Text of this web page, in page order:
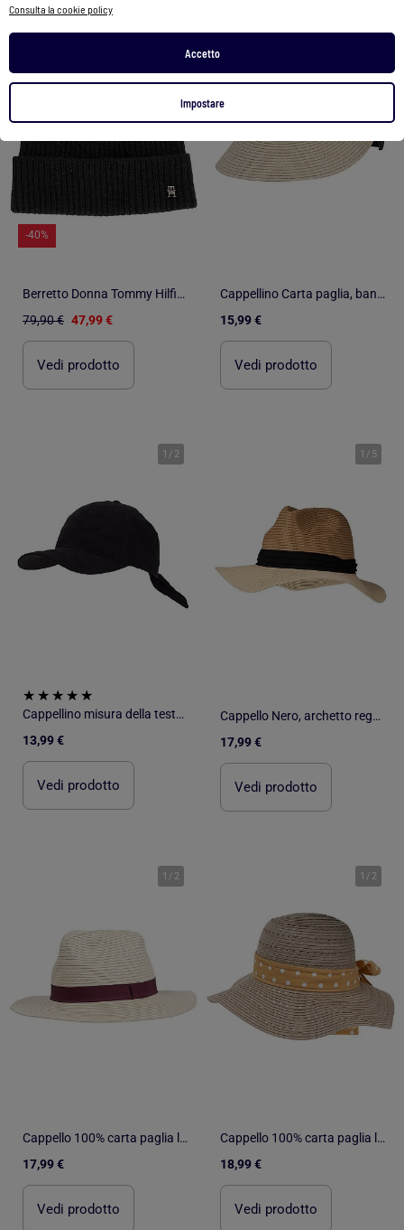
Consulta la cookie policy
Accetto
Impostare
1/1
-40%
Berretto Donna Tommy Hilfiger in Cashmere
79,90 € 47,99 €
Vedi prodotto
1/2
Cappellino Carta paglia, banda elastica donna Isotoner
15,99 €
Vedi prodotto
1 / 2
Cappellino misura della testa regolabile 57-59 cm donna Isotoner
13,99 €
Vedi prodotto
1 / 5
Cappello Nero, archetto regolabile donna Isotoner
17,99 €
Vedi prodotto
1 / 2
Cappello 100% carta paglia leggera, interno regolabile da 52 a 58 cm donna Isotoner
17,99 €
Vedi prodotto
1 / 2
Cappello 100% carta paglia leggera, interno regolabile da 52 a 58 cm donna Isotoner
18,99 €
Vedi prodotto